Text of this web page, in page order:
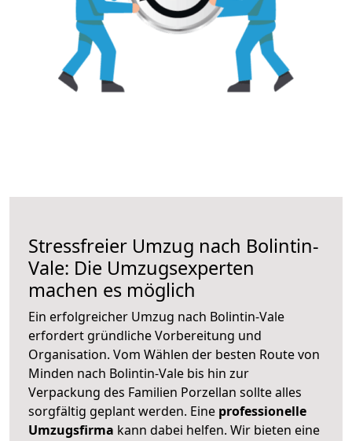
Stressfreier Umzug nach Bolintin-
Vale: Die Umzugsexperten
machen es möglich
Ein erfolgreicher Umzug nach Bolintin-Vale
erfordert gründliche Vorbereitung und
Organisation. Vom Wählen der besten Route von
Minden nach Bolintin-Vale bis hin zur
Verpackung des Familien Porzellan sollte alles
sorgfältig geplant werden. Eine professionelle
Umzugsfirma kann dabei helfen. Wir bieten eine